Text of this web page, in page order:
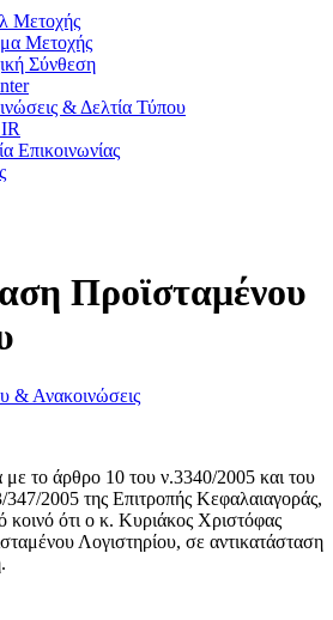
Μετοχής
Μετοχής
Σύνθεση
& Δελτία Τύπου
Επικοινωνίας
Προϊσταμένου
& Ανακοινώσεις
το άρθρο 10 του ν.3340/2005 και του
2005 της Επιτροπής Κεφαλαιαγοράς,
κοινό ότι ο κ. Κυριάκος Χριστόφας
Λογιστηρίου, σε αντικατάσταση